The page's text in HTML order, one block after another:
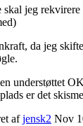
jeg
da jeg
understøttet
er det
afjensk2 Nov